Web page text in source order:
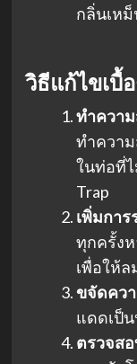
กลิ่นเห
วิธีแก้ไขเบื้
ทำควา
ทำควา
ในท่อที่ไ
Trap
เพิ่มการ
ทุกครั้ง
เพื่อให้ล
ขจัดคว
แดดเป็
ตรวจส